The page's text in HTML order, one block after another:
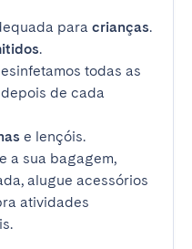
para crianças.
.
todas as
de cada
e lençóis.
a sua bagagem,
alugue acessórios
atividades